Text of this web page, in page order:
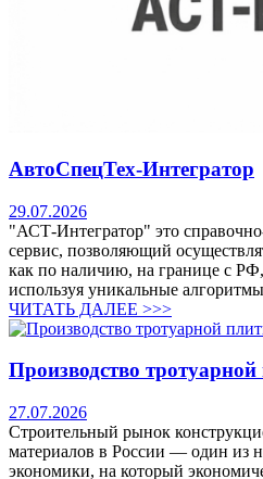
АвтоСпецТех-Интегратор
29.07.2026
"АСТ-Интегратор" это
сервис, позволяющий
как по наличию, на границе с
используя уникальные
ЧИТАТЬ ДАЛЕЕ >>>
Производство
27.07.2026
Строительный рынок
материалов в России — один из
экономики, на который